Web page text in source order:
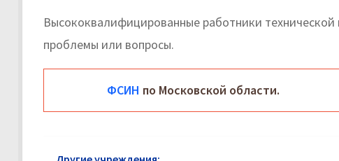
Высококвалифицированные работники
проблемы или вопросы.
ФСИН по Московской области.